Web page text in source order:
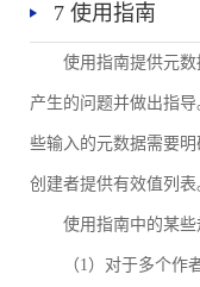
7 使用指南
使用指南提供元
产生的问题并做出指
些输入的元数据需要
创建者提供有效值列表
使用指南中的某
（1）对于多个作